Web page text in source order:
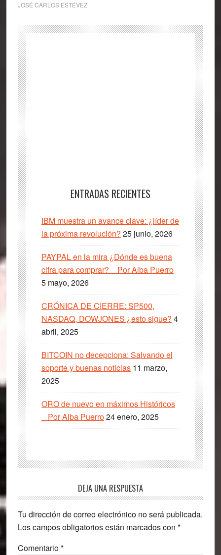
JOSÉ CARLOS ESTÉVEZ
ENTRADAS RECIENTES
IBM muestra un avance clave: ¿líder de
la próxima revolución? 25 junio, 2026
PAYPAL en la mira ¿Dónde es buena
cifra para comprar? _ Por Alba Puerro
5 mayo, 2026
CRÓNICA DE CIERRE: SP500,
NASDAQ, DOWJONES ¿esto sigue? 4
abril, 2025
BITCOIN no decepciona: Salvando el
soporte y buenas noticias 11 marzo,
2025
ORO de nuevo en máximos Históricos
_ Por Alba Puerro24 enero, 2025
Interacciones
con
los
lectores
DEJA UNA RESPUESTA
Tu dirección de correo electrónico no será publicada.
Los campos obligatorios están marcados con *
Comentario*